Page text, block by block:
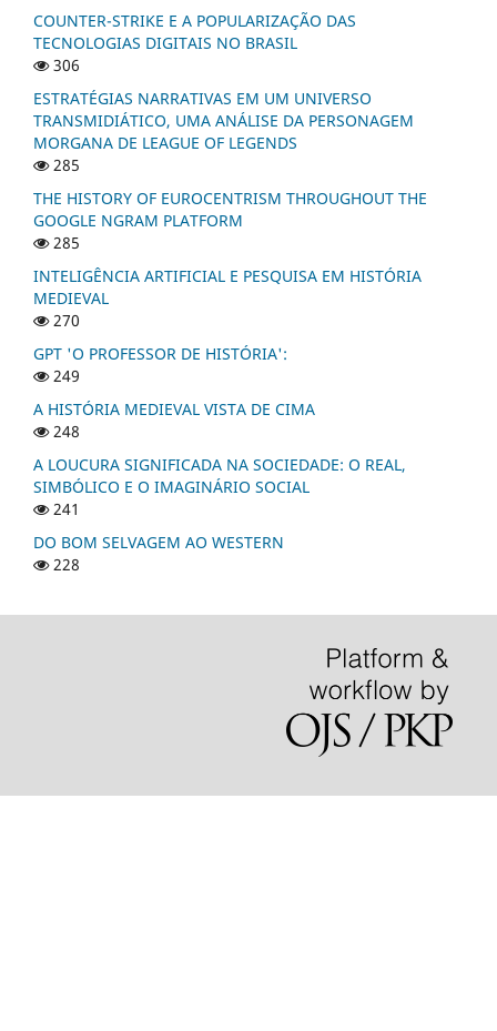
COUNTER-STRIKE E A POPULARIZAÇÃO DAS
TECNOLOGIAS DIGITAIS NO BRASIL
306
ESTRATÉGIAS NARRATIVAS EM UM UNIVERSO
TRANSMIDIÁTICO, UMA ANÁLISE DA PERSONAGEM
MORGANA DE LEAGUE OF LEGENDS
285
THE HISTORY OF EUROCENTRISM THROUGHOUT THE
GOOGLE NGRAM PLATFORM
285
INTELIGÊNCIA ARTIFICIAL E PESQUISA EM HISTÓRIA
MEDIEVAL
270
GPT 'O PROFESSOR DE HISTÓRIA':
249
A HISTÓRIA MEDIEVAL VISTA DE CIMA
248
A LOUCURA SIGNIFICADA NA SOCIEDADE: O REAL,
SIMBÓLICO E O IMAGINÁRIO SOCIAL
241
DO BOM SELVAGEM AO WESTERN
228